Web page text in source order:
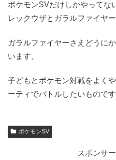
ポケモンSVだけしかやってな
レックウザとガラルファイヤ
ガラルファイヤーさえどうに
います。
子どもとポケモン対戦をよく
ーティでバトルしたいものです
ポケモンSV
スポンサ